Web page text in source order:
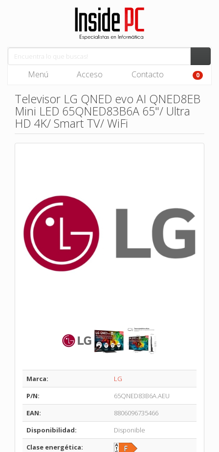
Menú Acceso Contacto 0
Televisor LG QNED evo AI QNED8EB
Mini LED 65QNED83B6A 65"/ Ultra
HD 4K/ Smart TV/ WiFi
Marca:
LG
P/N:
65QNED83B6A.AEU
EAN:
8806096735466
Disponibilidad:
Disponible
Clase energética: